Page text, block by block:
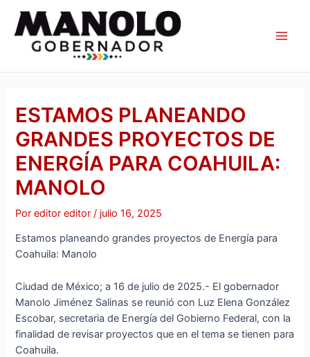
contenido
ESTAMOS PLANEANDO
GRANDES PROYECTOS DE
ENERGÍA PARA COAHUILA:
MANOLO
Poreditor editor/ julio 16, 2025
Estamos planeando grandes proyectos de Energía para
Coahuila: Manolo
Ciudad de México; a 16 de julio de 2025.- El gobernador
Manolo Jiménez Salinas se reunió con Luz Elena González
Escobar, secretaria de Energía del Gobierno Federal, con la
finalidad de revisar proyectos que en el tema se tienen para
Coahuila.
de
entradas